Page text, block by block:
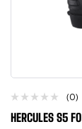
(0)
HERCULES S5 FO